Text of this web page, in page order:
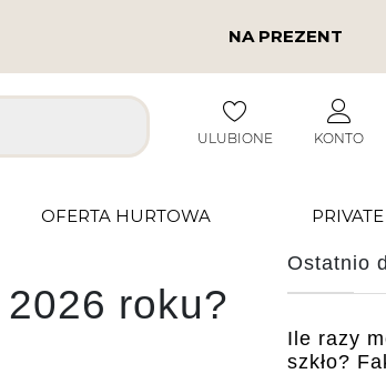
NA PREZENT
ULUBIONE KONTO
OFERTA HURTOWA
roku?
Ostatnio
Ile razy
szkło?